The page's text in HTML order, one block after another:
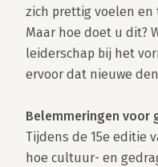
zich prettig voelen
Maar hoe doet u dit?
leiderschap bij het
ervoor dat nieuwe
Belemmeringen voor
Tijdens de 15e editie
hoe cultuur- en